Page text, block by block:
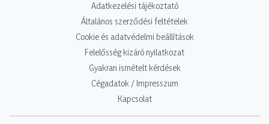
Adatkezelési tájékoztató
Általános szerződési feltételek
Cookie és adatvédelmi beállítások
Felelősség kizáró nyilatkozat
Gyakran ismételt kérdések
Cégadatok / Impresszum
Kapcsolat